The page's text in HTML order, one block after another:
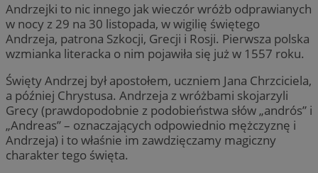
Andrzejki to nic innego jak wieczór wróżb odprawianych
w nocy z 29 na 30 listopada, w wigilię świętego
Andrzeja, patrona Szkocji, Grecji i Rosji. Pierwsza polska
wzmianka literacka o nim pojawiła się już w 1557 roku.
Święty Andrzej był apostołem, uczniem Jana Chrzciciela,
a później Chrystusa. Andrzeja z wróżbami skojarzyli
Grecy (prawdopodobnie z podobieństwa słów „andrós” i
„Andreas” – oznaczających odpowiednio mężczyznę i
Andrzeja) i to właśnie im zawdzięczamy magiczny
charakter tego święta.